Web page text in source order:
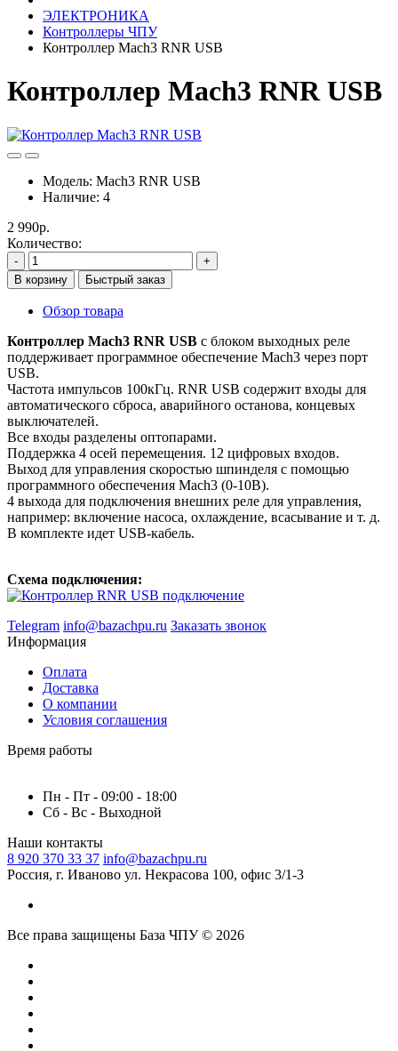
ЭЛЕКТРОНИКА
Контроллеры ЧПУ
Контроллер Mach3 RNR USB
Контроллер Mach3 RNR USB
Модель: Mach3 RNR USB
Наличие: 4
2 990р.
Количество:
-
+
В корзину
Быстрый заказ
Обзор товара
Контроллер Mach3 RNR USB с блоком выходных реле
поддерживает программное обеспечение Mach3 через порт
USB.
Частота импульсов 100кГц. RNR USB содержит входы для
автоматического сброса, аварийного останова, концевых
выключателей.
Все входы разделены оптопарами.
Поддержка 4 осей перемещения. 12 цифровых входов.
Выход для управления скоростью шпинделя с помощью
программного обеспечения Mach3 (0-10В).
4 выхода для подключения внешних реле для управления,
например: включение насоса, охлаждение, всасывание и т. д.
В комплекте идет USB-кабель.
Схема подключения:
Telegram info@bazachpu.ru Заказать звонок
Информация
Оплата
Доставка
О компании
Условия соглашения
Время работы
Пн - Пт - 09:00 - 18:00
Сб - Вс - Выходной
Наши контакты
8 920 370 33 37 info@bazachpu.ru
Россия, г. Иваново ул. Некрасова 100, офис 3/1-3
Все права защищены База ЧПУ © 2026